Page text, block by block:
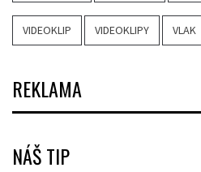
VIDEOKLIP VIDEOKLIPY VLAK
REKLAMA
NÁŠ TIP